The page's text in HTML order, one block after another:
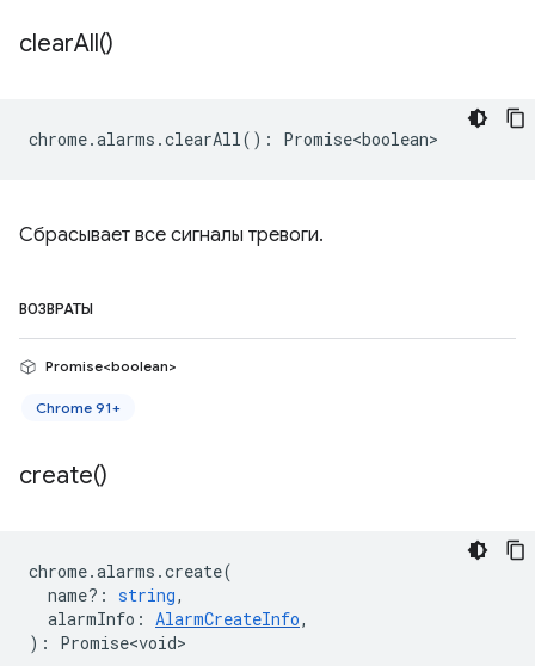
clearAll()
chrome.alarms .clearAll() : Promise<boolean>
Сбрасывает все сигналы тревоги.
ВОЗВРАТЫ
Promise<boolean>
Chrome 91+
create()
chrome.alarms .create(
name? : string,
alarmInfo : AlarmCreateInfo,
) : Promise<void>